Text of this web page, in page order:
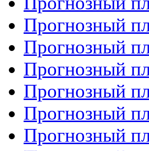
Прогнозный
Прогнозный
Прогнозный
Прогнозный
Прогнозный
Прогнозный